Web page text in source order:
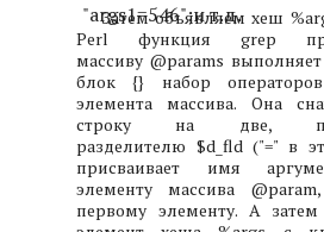
"args1=546";и т.д.
Затем объявляем хеш
Perl функция grep
массиву @params
блок {} набор
элемента массива. Она
строку на две,
разделителю $d_fld ("=" в
присваивает имя
элементу массива
первому элементу. А